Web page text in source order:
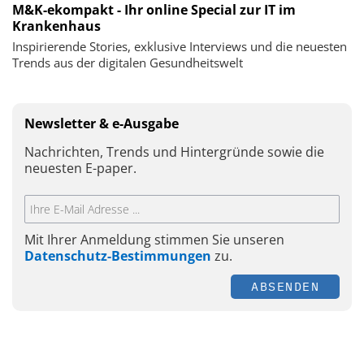
M&K-ekompakt - Ihr online Special zur IT im
Krankenhaus
Inspirierende Stories, exklusive Interviews und die neuesten
Trends aus der digitalen Gesundheitswelt
Newsletter & e-Ausgabe
Nachrichten, Trends und Hintergründe sowie die
neuesten E-paper.
Mit Ihrer Anmeldung stimmen Sie unseren
Datenschutz-Bestimmungen zu.
ABSENDEN